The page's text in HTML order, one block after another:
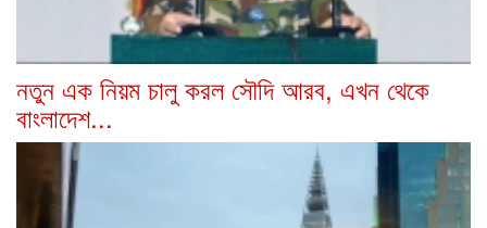
নতুন এক নিয়ম চালু করল সৌদি আরব, এখন থেকে
বাংলাদেশ...